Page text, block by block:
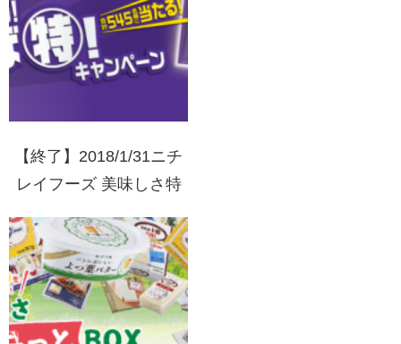
【終了】2018/1/31ニチ
レイフーズ 美味しさ特
ーン バーコードを集め
て応募